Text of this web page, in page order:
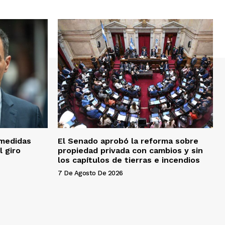
giro
El Senado aprobó la reforma sobre
propiedad privada con cambios y sin
los capítulos de tierras e incendios
7 De Agosto De 2026